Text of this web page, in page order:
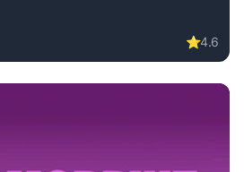
⭐4.6
arcade game, no download